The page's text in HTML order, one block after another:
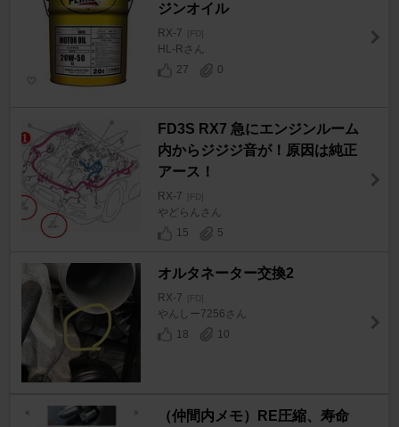
ジンオイル
RX-7 [FD]
HL-Rさん
27
0
FD3S RX7 急にエンジンルーム
内からジジジ音が！原因は純正
アース！
RX-7 [FD]
やどらんさん
15
5
オルタネーター交換2
RX-7 [FD]
やんしー7256さん
18
10
（仲間内メモ）RE圧縮、寿命